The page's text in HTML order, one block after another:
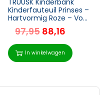
TRUUSK Kinderbank
Kinderfauteuil Prinses –
Hartvormig Roze – Voor
Kinderkamer – L59 x
B41,5 x H49 cm
97,95 88,16
In winkelwagen